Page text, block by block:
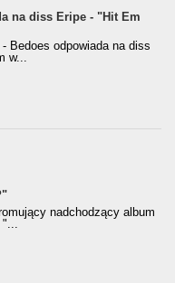
na diss Eripe - "Hit Em
Bedoes odpowiada na diss
w...
nadchodzący album